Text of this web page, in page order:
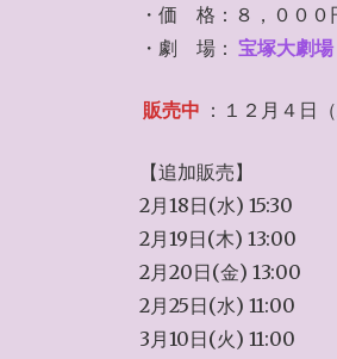
・価 格：８，０００
・劇 場： 宝塚大劇場
販売中 ：１２月４日
【追加販売】
2月18日(水) 15:30
2月19日(木) 13:00
2月20日(金) 13:00
2月25日(水) 11:00
3月10日(火) 11:00